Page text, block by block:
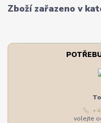
Zboží zařazeno v
volejte